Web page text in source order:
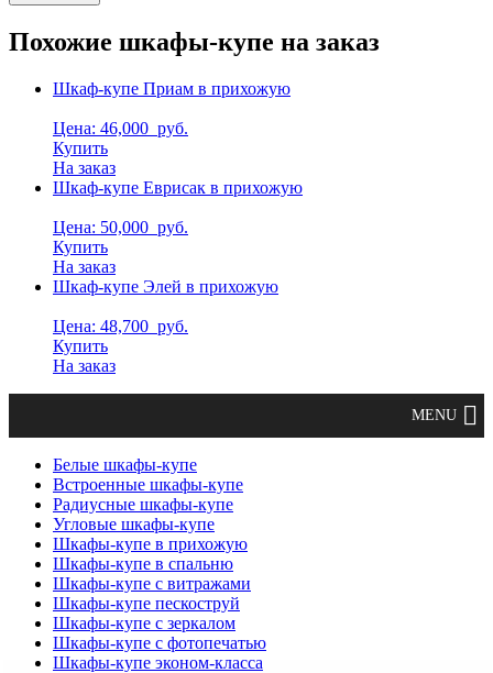
Похожие шкафы-купе на заказ
Шкаф-купе Приам в прихожую
Цена: 46,000 руб.
Купить
На заказ
Шкаф-купе Еврисак в прихожую
Цена: 50,000 руб.
Купить
На заказ
Шкаф-купе Элей в прихожую
Цена: 48,700 руб.
Купить
На заказ
Белые шкафы-купе
Встроенные шкафы-купе
Радиусные шкафы-купе
Угловые шкафы-купе
Шкафы-купе в прихожую
Шкафы-купе в спальню
Шкафы-купе с витражами
Шкафы-купе пескоструй
Шкафы-купе с зеркалом
Шкафы-купе с фотопечатью
Шкафы-купе эконом-класса